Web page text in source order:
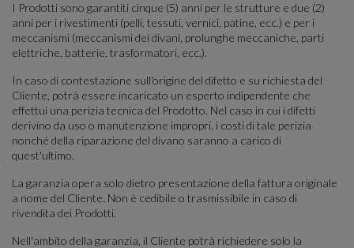
I Prodotti sono garantiti cinque (5) anni per le strutture e due (2)
anni per i rivestimenti (pelli, tessuti, vernici, patine, ecc.) e per i
meccanismi (meccanismi dei divani, prolunghe meccaniche, parti
elettriche, batterie, trasformatori, ecc.).
In caso di contestazione sull'origine del difetto e su richiesta del
Cliente, potrà essere incaricato un esperto indipendente che
effettui una perizia tecnica del Prodotto. Nel caso in cui i difetti
derivino da uso o manutenzione impropri, i costi di tale perizia
nonché della riparazione del divano saranno a carico di
quest'ultimo.
La garanzia opera solo dietro presentazione della fattura originale
a nome del Cliente. Non è cedibile o trasmissibile in caso di
rivendita dei Prodotti.
Nell'ambito della garanzia, il Cliente potrà richiedere solo la